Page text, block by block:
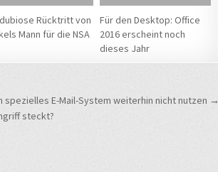
Rücktritt von
Mann für die NSA
Für den Desktop: Office
2016 erscheint noch
dieses Jahr
spezielles E-Mail-System weiterhin nicht nutzen →
steckt?